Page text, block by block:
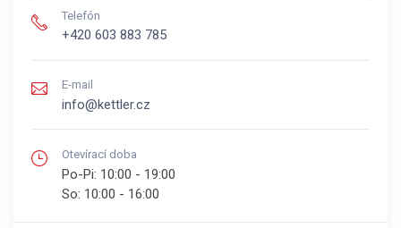
Telefón
+420 603 883 785
E-mail
info@kettler.cz
Otevírací doba
Po-Pi: 10:00 - 19:00
So: 10:00 - 16:00